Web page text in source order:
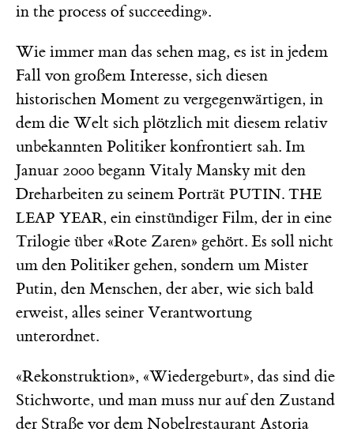
in the process of succeeding».
Wie immer man das sehen mag, es ist in jedem
Fall von großem Interesse, sich diesen
historischen Moment zu vergegenwärtigen, in
dem die Welt sich plötzlich mit diesem relativ
unbekannten Politiker konfrontiert sah. Im
Januar 2000 begann Vitaly Mansky mit den
Dreharbeiten zu seinem Porträt PUTIN. THE
LEAP YEAR, ein einstündiger Film, der in eine
Trilogie über «Rote Zaren» gehört. Es soll nicht
um den Politiker gehen, sondern um Mister
Putin, den Menschen, der aber, wie sich bald
erweist, alles seiner Verantwortung
unterordnet.
«Rekonstruktion», «Wiedergeburt», das sind die
Stichworte, und man muss nur auf den Zustand
der Straße vor dem Nobelrestaurant Astoria